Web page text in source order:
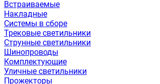
Встраиваемые
Накладные
Системы в сборе
Трековые светильники
Струнные светильники
Шинопроводы
Комплектующие
Уличные светильники
Прожекторы